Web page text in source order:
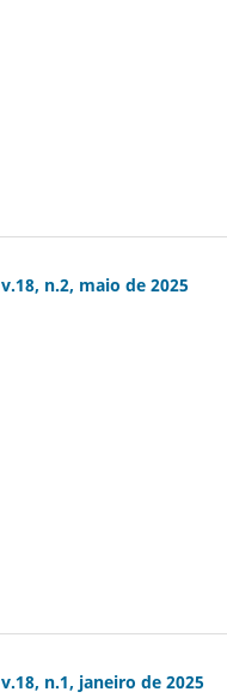
v.18, n.2, maio de 2025
v.18, n.1, janeiro de 2025